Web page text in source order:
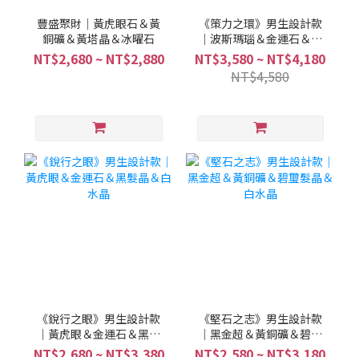
豐盛聚財｜黃虎眼石＆黃
銅礦＆黃塔晶＆冰曜石
NT$2,680 ~ NT$2,880
《策力之環》男生設計款
｜波斯瑪瑙＆金運石＆黃
銅礦
NT$3,580 ~ NT$4,180
NT$4,580
《銳行之眼》男生設計款
｜黃虎眼＆金運石＆黑髮
晶＆白水晶
《堅石之志》男生設計款
｜黑金超＆黃銅礦＆碧璽
髮晶＆白水晶